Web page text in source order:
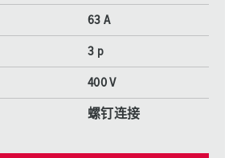
63 A
3 p
400 V
螺钉连接